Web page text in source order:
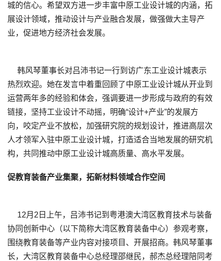
城的信心。希望双方进一步丰富中原工业设计城的内涵，拓
展设计领域，推动设计与产业融合发展，做强做大主导产
业，促进地方经济社会发展。
韩风琴董事长对吕沛书记一行到访广东工业设计城表示
热烈欢迎。她在发言中着重回顾了中原工业设计城从开业到
运营两年多的经验和体会，强调要进一步形成与政府的有效
链接，坚持工业设计不动摇，明确“设计+产业”的发展方
向，咬定产业不放松，加强研究院的规划设计，推进高层次
人才领军入驻中原工业设计城，打造适合当地发展的研究机
构，共同推动中原工业设计城高质量、高水平发展。
促教育装备产业集聚，拓新材料领域合作空间
12月2日上午，吕沛书记到粤港澳大湾区教育技术与装备
协同创新中心（以下简称大湾区教育装备中心）参观考察，
围绕教育装备等产业内容对接项目、开展招商。韩风琴董事
长，大湾区教育装备中心总经理邵继民，郝杰总经理陪同考